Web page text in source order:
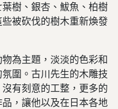
樹、銀杏、鮁魚、柏樹
被砍伐的樹木重新煥發
為主題，淡淡的色彩和
圍。古川先生的木雕技
有刻意的工整，更多的
，讓他以及在日本各地